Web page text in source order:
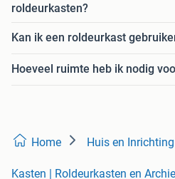
roldeurkasten?
Kan ik een roldeurkast
Hoeveel ruimte heb ik nodig
Home Huis en Inrichting
Kasten | Roldeurkasten en